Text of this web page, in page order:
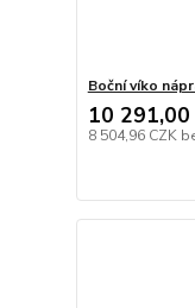
Boční víko
10 291,00
8 504,96 CZK